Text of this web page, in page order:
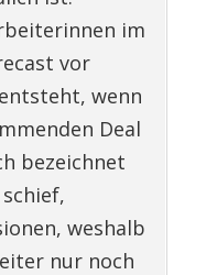
im
vor
wenn
Deal
bezeichnet
weshalb
nur noch